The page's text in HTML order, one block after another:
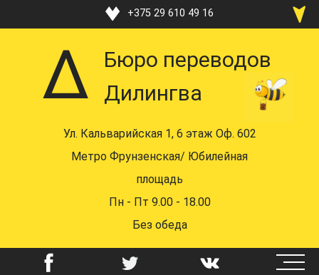
Перейти
к
содержанию
+375 29 610 49 16
+375 17 219 48 16
+375 29 610 49 16
Бюро переводов
Дилингва
Ул. Кальварийская 1, 6 этаж Оф. 602
Метро Фрунзенская/ Юбилейная
площадь
Пн - Пт 9.00 - 18.00
Без обеда